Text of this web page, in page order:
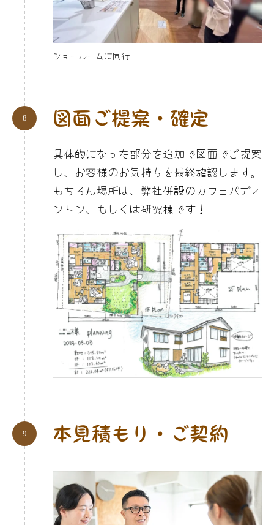
ショールームに同行
図面ご提案・確定
具体的になった部分を追加で図面でご提案
し、お客様のお気持ちを最終確認します。
もちろん場所は、弊社併設のカフェパディ
ントン、もしくは研究棟です！
本見積もり・ご契約